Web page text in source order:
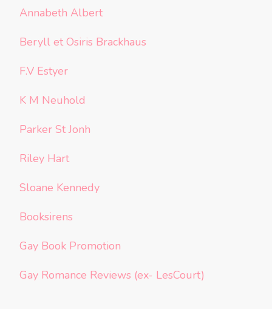
Annabeth Albert
Beryll et Osiris Brackhaus
F.V Estyer
K M Neuhold
Parker St Jonh
Riley Hart
Sloane Kennedy
Booksirens
Gay Book Promotion
Gay Romance Reviews (ex- LesCourt)